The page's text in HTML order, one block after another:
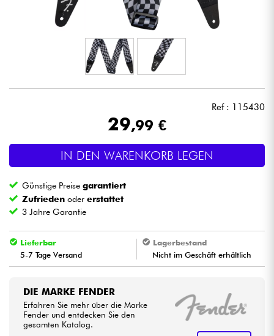
Kopfhörer
Licht
Blasinstrumente
Violinen & Quartett
Kabel & Zubehöre
Ref : 115430
29,99 €
IN DEN WARENKORB LEGEN
Günstige Preisegarantiert
Zufrieden odererstattet
3 Jahre Garantie
Lieferbar
5-7 Tage Versand
Lagerbestand
Nicht im Geschäft erhältlich
DIE MARKE FENDER
Erfahren Sie mehr über die Marke
Fender und entdecken Sie den
gesamten Katalog.